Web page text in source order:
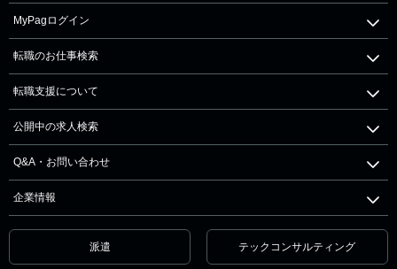
MyPagログイン
転職のお仕事検索
転職支援について
公開中の求人検索
Q&A・お問い合わせ
企業情報
派遣 テックコンサルティング